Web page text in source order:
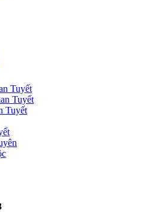
Tuyết
Tuyết
Tuyết